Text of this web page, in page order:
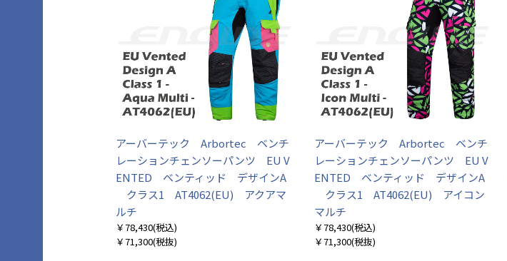
アーバーテック Arbortec ベンチ
レーションチェンソーパンツ EU V
ENTED ベンティッド デザインA
クラス1 AT4062(EU) アクアマ
ルチ
￥78,430(税込)
￥71,300(税抜)
アーバーテック Arbortec ベンチ
レーションチェンソーパンツ EU V
ENTED ベンティッド デザインA
クラス1 AT4062(EU) アイコン
マルチ
￥78,430(税込)
￥71,300(税抜)